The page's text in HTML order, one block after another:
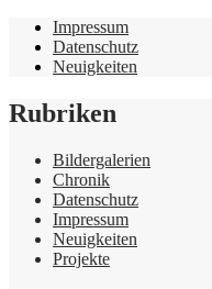
Impressum
Datenschutz
Neuigkeiten
Rubriken
Bildergalerien
Chronik
Datenschutz
Impressum
Neuigkeiten
Projekte